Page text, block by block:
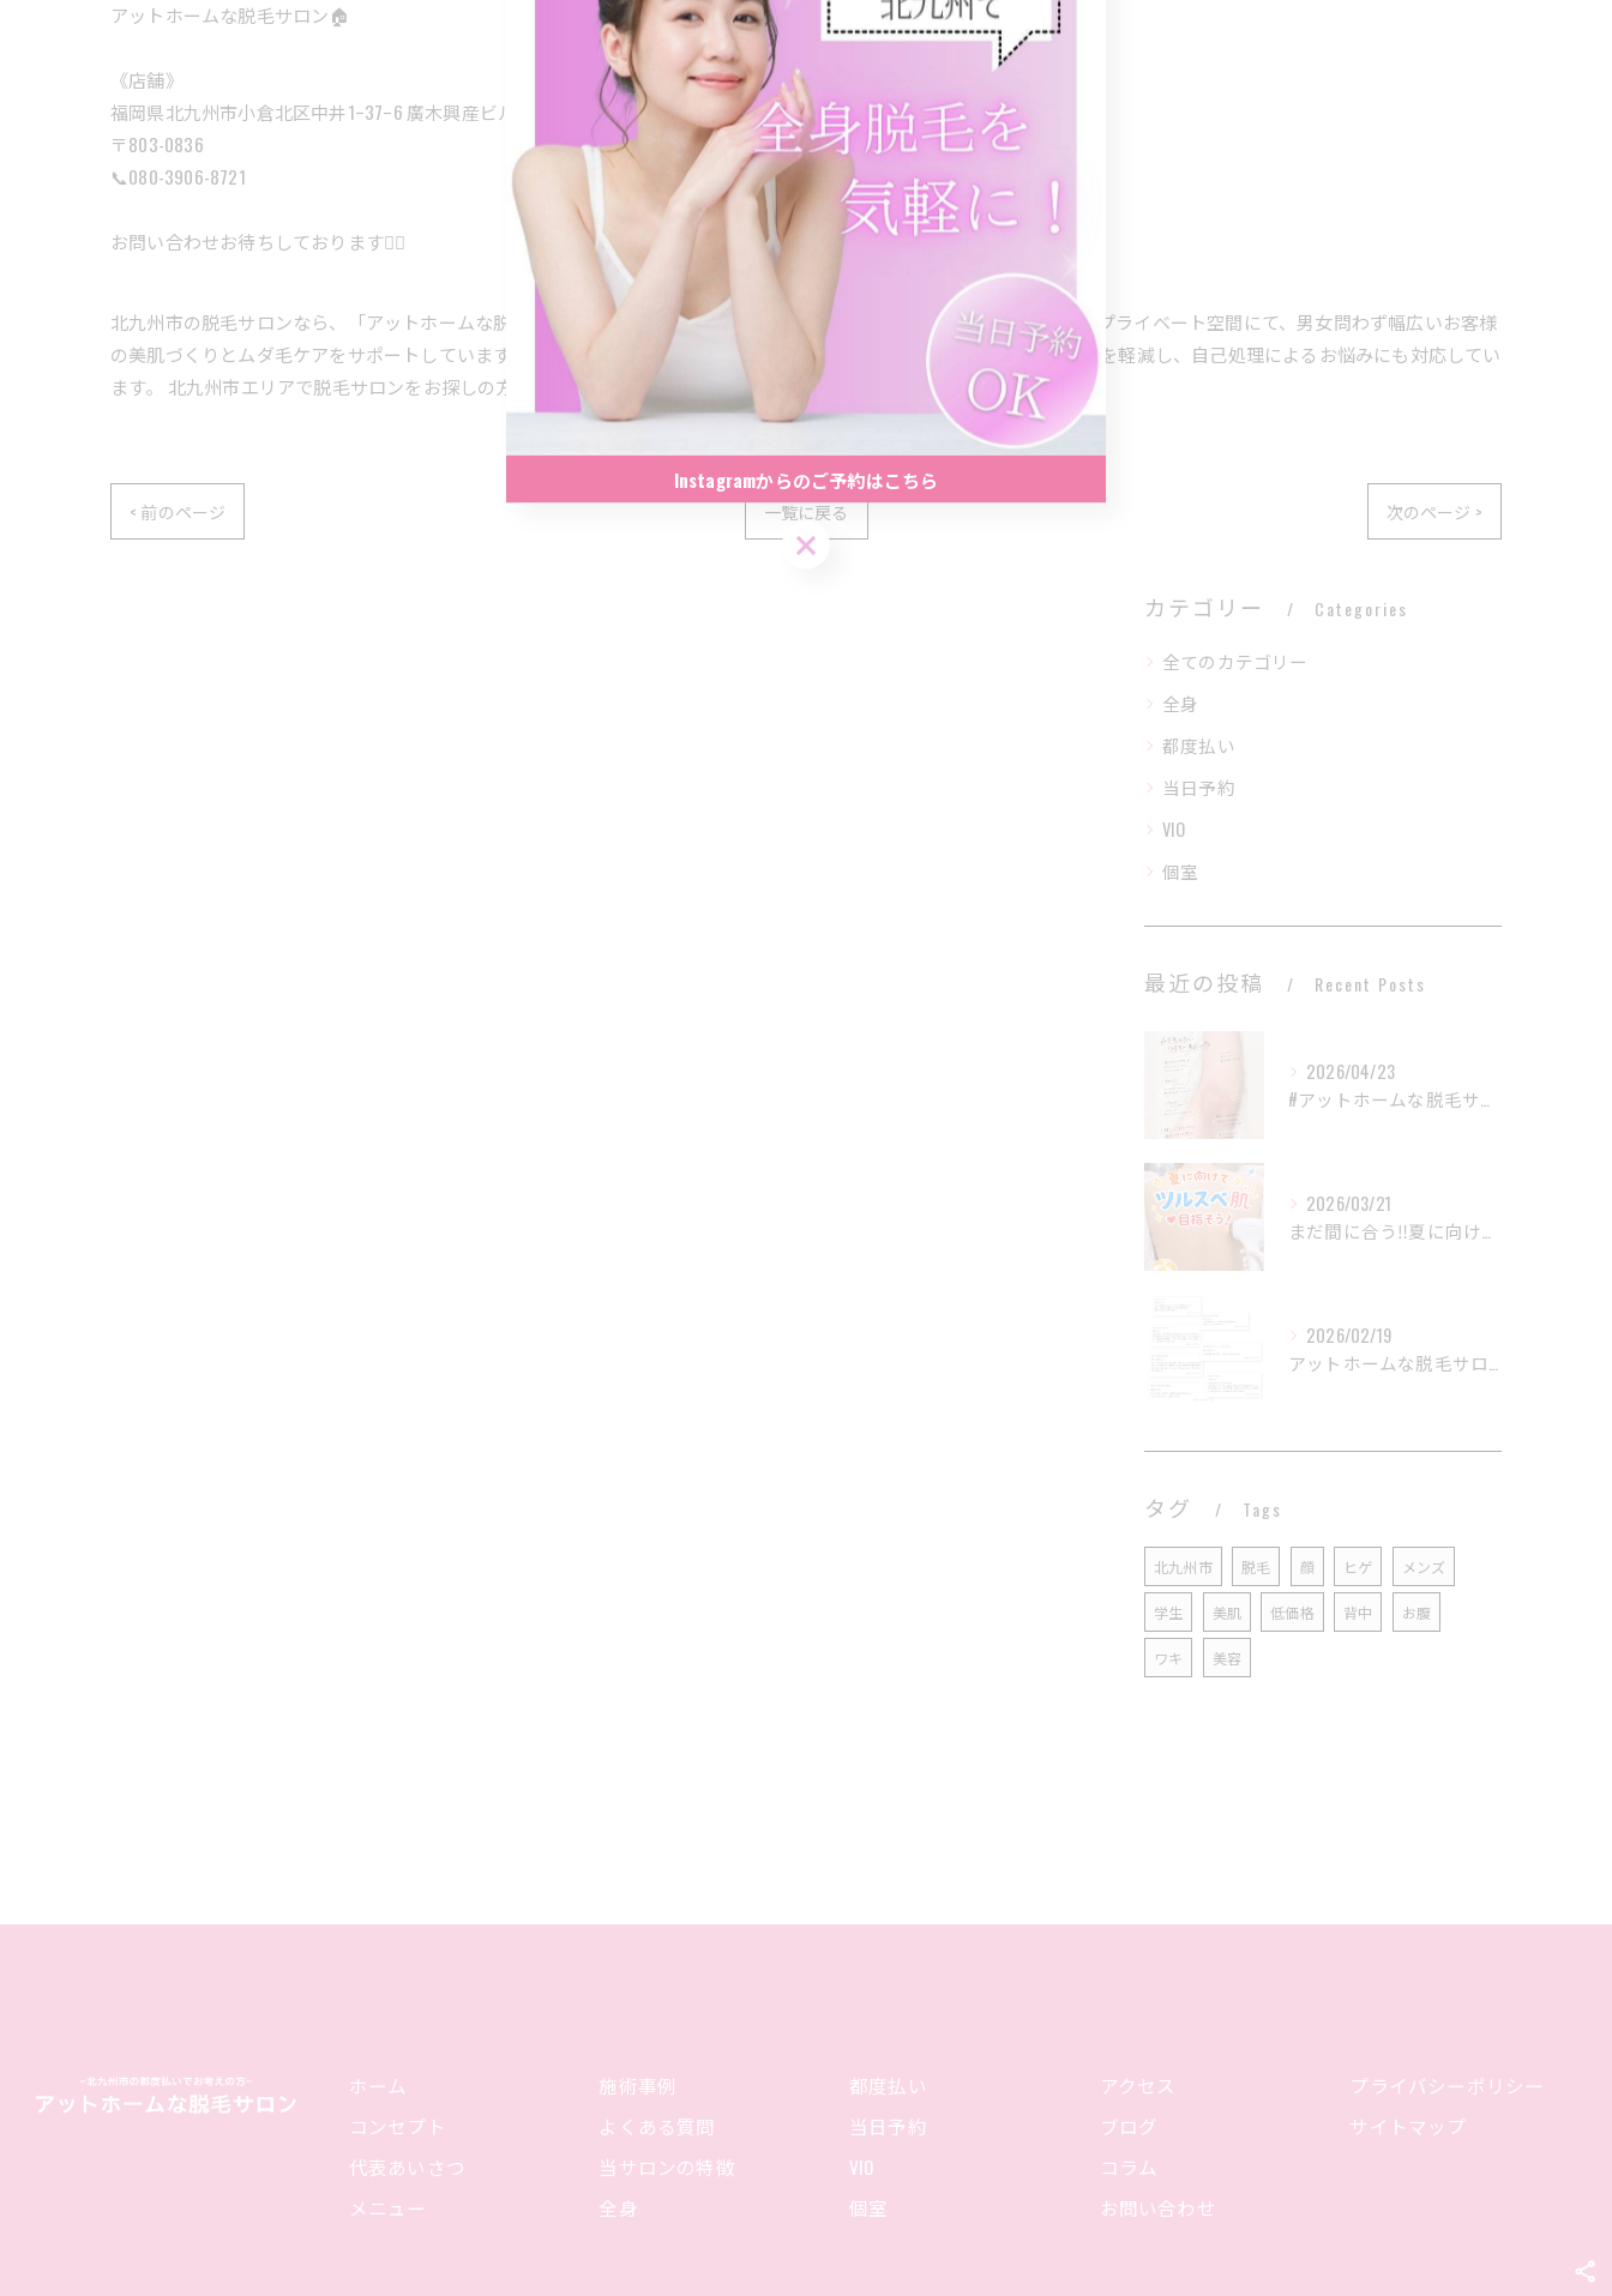
アットホームな脱毛サロン🏠
《店舗》
福岡県北九州市小倉北区中井1ｰ37ｰ6 廣木興産ビル
〒803-0836
📞080-3906-8721
お問い合わせお待ちしております🙇‍♀️
北九州市の脱毛サロンなら、「アットホームな脱毛サロン」へ！ 福岡県北九州市小倉北区にて、完全予約制・完全個室のプライベート空間にて、男女問わず幅広いお客様
の美肌づくりとムダ毛ケアをサポートしています。特に人気のVIO脱毛や全身脱毛は、プロによる丁寧な施術で肌への負担を軽減し、自己処理によるお悩みにも対応してい
ます。 北九州市エリアで脱毛サロンをお探しの方は、ぜひご相談ください！
< 前のページ 一覧に戻る 次のページ >
カテゴリー Categories
全てのカテゴリー
全身
都度払い
当日予約
VIO
個室
最近の投稿 Recent Posts
2026/04/23
#アットホームな脱毛サロン
2026/03/21
まだ間に合う‼️夏に向けて理想のツルスベ肌へ💎
2026/02/19
アットホームな脱毛サロンをいつもご利用いただきありがとうござ...
タグ Tags
北九州市 脱毛 顔 ヒゲ メンズ
学生 美肌 低価格 背中 お腹
ワキ 美容
ホーム
コンセプト
代表あいさつ
メニュー
施術事例
よくある質問
当サロンの特徴
全身
都度払い
当日予約
VIO
個室
アクセス
ブログ
コラム
お問い合わせ
プライバシーポリシー
サイトマップ
Instagramからのご予約はこちら
Instagramからのご予約はこちら